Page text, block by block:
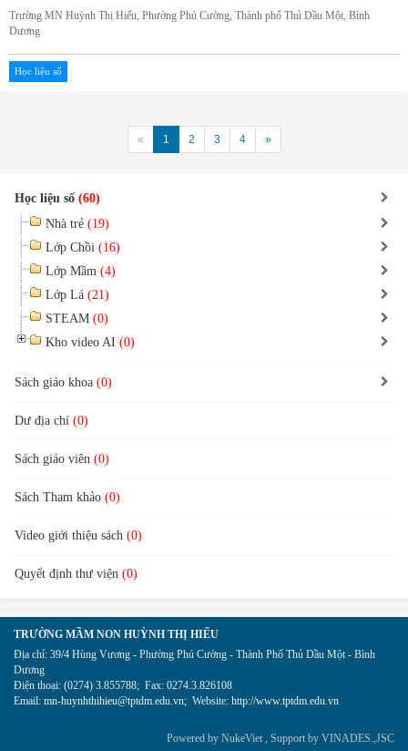
Trường MN Huỳnh Thị Hiếu, Phường Phú Cường, Thành phố Thủ Dầu Một, Bình
Dương
Học liệu số
« 1 2 3 4 »
Học liệu số (60)
Nhà trẻ (19)
Lớp Chồi (16)
Lớp Mầm (4)
Lớp Lá (21)
STEAM (0)
Kho video AI (0)
Sách giáo khoa (0)
Dư địa chí (0)
Sách giáo viên (0)
Sách Tham khảo (0)
Video giới thiệu sách (0)
Quyết định thư viện (0)
TRƯỜNG MẦM NON HUỲNH THỊ HIẾU
Địa chỉ: 39/4 Hùng Vương - Phường Phú Cường - Thành Phố Thủ Dầu Một - Bình
Dương
Điện thoại: (0274) 3.855788; Fax: 0274.3.826108
Email: mn-huynhthihieu@tptdm.edu.vn; Website: http://www.tptdm.edu.vn
Powered by NukeViet , Support by VINADES.,JSC